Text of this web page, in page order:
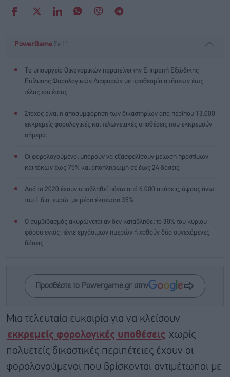
PowerGame Σε 1'
Το υπουργείο Οικονομικών παρατείνει την Επιτροπή Εξώδικης
Επίλυσης Φορολογικών Διαφορών με προθεσμία αιτήσεων έως
τέλος του έτους.
Στόχος είναι η αποσυμφόρηση των δικαστηρίων από περίπου 13.000
εκκρεμείς φορολογικές και τελωνειακές υποθέσεις που εκκρεμούν
σήμερα.
Οι φορολογούμενοι μπορούν να εξασφαλίσουν μείωση προστίμων
και τόκων έως 75% και αποπληρωμή σε έως 24 δόσεις.
Από το 2020 έχουν υποβληθεί πάνω από 6.000 αιτήσεις, ύψους άνω
του 1 δισ. ευρώ, με μέση έκπτωση 35%.
Ο συμβιβασμός ακυρώνεται αν δεν καταβληθεί το 30% του κύριου
φόρου εντός πέντε εργάσιμων ημερών ή χαθούν δύο συνεχόμενες
δόσεις.
Προσθέστε το Powergame.gr στην
Μια τελευταία ευκαιρία για να κλείσουν
εκκρεμείς φορολογικές υποθέσεις χωρίς
πολυετείς δικαστικές περιπέτειες έχουν οι
φορολογούμενοι που βρίσκονται αντιμέτωποι με